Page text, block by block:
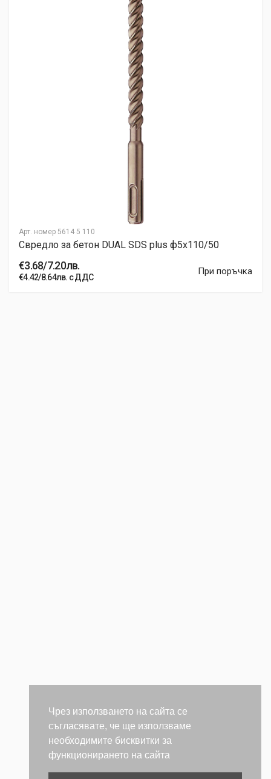
Чрез използването на сайта се
съгласявате, че ще използваме
необходимите бисквитки за
функционирането на сайта
Арт. номер 5614 5 110
Свредло за бетон DUAL SDS plus ф5x110/50
€3.68/7.20лв.
€4.42/8.64лв. с ДДС
При поръчка